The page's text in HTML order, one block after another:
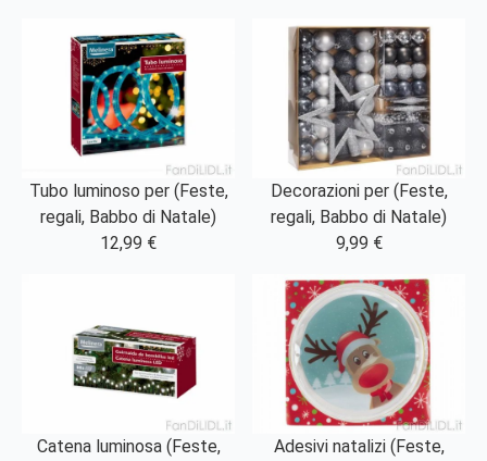
Tubo luminoso per (Feste,
regali, Babbo di Natale)
12,99 €
Decorazioni per (Feste,
regali, Babbo di Natale)
9,99 €
Catena luminosa (Feste, Adesivi natalizi (Feste,